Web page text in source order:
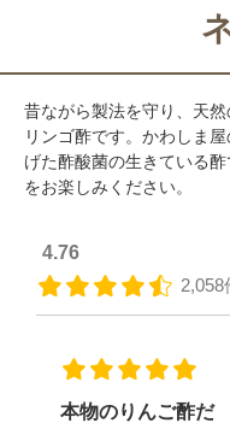
昔ながら製法を守り、天
リンゴ酢です。かわしま
げた酢酸菌の生きている
をお楽しみください。
4.76
2,058
サイコー